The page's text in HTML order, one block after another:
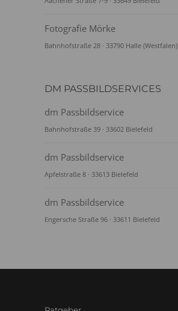
Fotografie Mörke
Bahnhofstraße 28 · 33790 Halle (Westfalen)
DM PASSBILDSERVICES
dm Passbildservice
Bahnhofstraße 39 · 33602 Bielefeld
dm Passbildservice
Apfelstraße 8 · 33613 Bielefeld
dm Passbildservice
Engersche Straße 96 · 33611 Bielefeld